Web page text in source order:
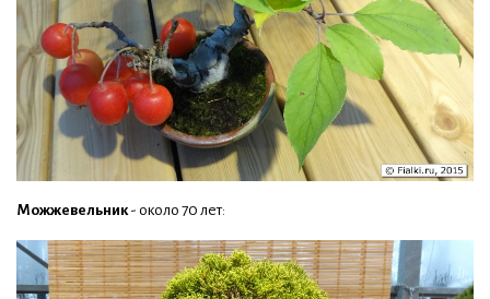
Можжевельник- около 70 лет: